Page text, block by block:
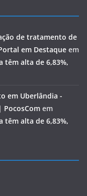
de tratamento de
em Destaque em
têm alta de 6,83%,
em Uberlândia -
PocosCom em
têm alta de 6,83%,